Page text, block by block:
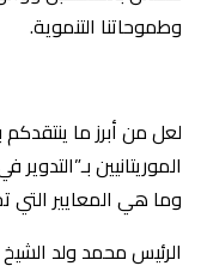
وطموحاتنا التنموية.
لعل من أبرز ما
الموريتانيين
وما هي المعايير التي
الرئيس محمد ولد